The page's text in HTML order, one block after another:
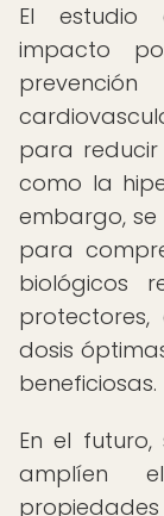
El estudio
impacto
para
como la
embargo, se
para
biológicos
dosis
beneficiosas.
En el
amplíen